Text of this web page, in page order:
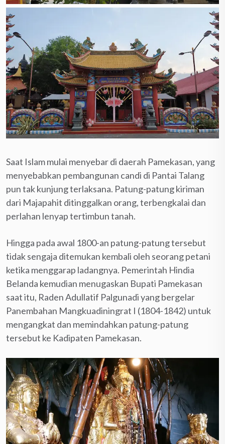
Saat Islam mulai menyebar di daerah Pamekasan, yang
menyebabkan pembangunan candi di Pantai Talang
pun tak kunjung terlaksana. Patung-patung kiriman
dari Majapahit ditinggalkan orang, terbengkalai dan
perlahan lenyap tertimbun tanah.
Hingga pada awal 1800-an patung-patung tersebut
tidak sengaja ditemukan kembali oleh seorang petani
ketika menggarap ladangnya. Pemerintah Hindia
Belanda kemudian menugaskan Bupati Pamekasan
saat itu, Raden Adullatif Palgunadi yang bergelar
Panembahan Mangkuadiningrat I (1804-1842) untuk
mengangkat dan memindahkan patung-patung
tersebut ke Kadipaten Pamekasan.